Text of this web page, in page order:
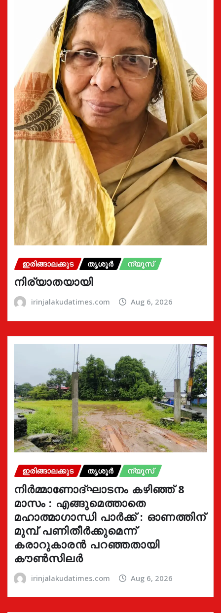
ഇരിങ്ങാലക്കുട തൃശൂർ ന്യൂസ്
നിര്യാതയായി
irinjalakudatimes.com Aug 6, 2026
ഇരിങ്ങാലക്കുട തൃശൂർ ന്യൂസ്
നിർമ്മാണോദ്ഘാടനം കഴിഞ്ഞ് 8
മാസം : എങ്ങുമെത്താതെ
മഹാത്മാഗാന്ധി പാർക്ക് : ഓണത്തിന്
മുമ്പ് പണിതീർക്കുമെന്ന്
കരാറുകാരൻ പറഞ്ഞതായി
കൗൺസിലർ
irinjalakudatimes.com Aug 6, 2026